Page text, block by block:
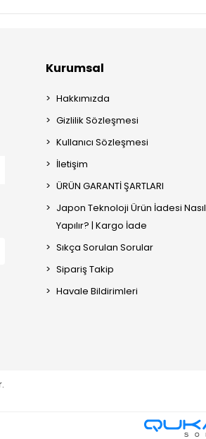
Kurumsal
Hakkımızda
Gizlilik Sözleşmesi
Kullanıcı Sözleşmesi
İletişim
ÜRÜN GARANTİ ŞARTLARI
Japon Teknoloji Ürün İadesi Nasıl
Yapılır? | Kargo İade
Sıkça Sorulan Sorular
Sipariş Takip
Havale Bildirimleri